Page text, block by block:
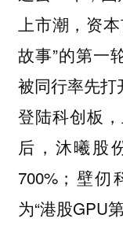
上市潮，资
故事”的第一
被同行率先打
登陆科创板
后，沐曦股
700%；壁
为“港股GPU第